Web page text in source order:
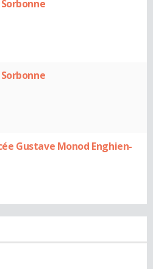
Gustave Monod Enghien-